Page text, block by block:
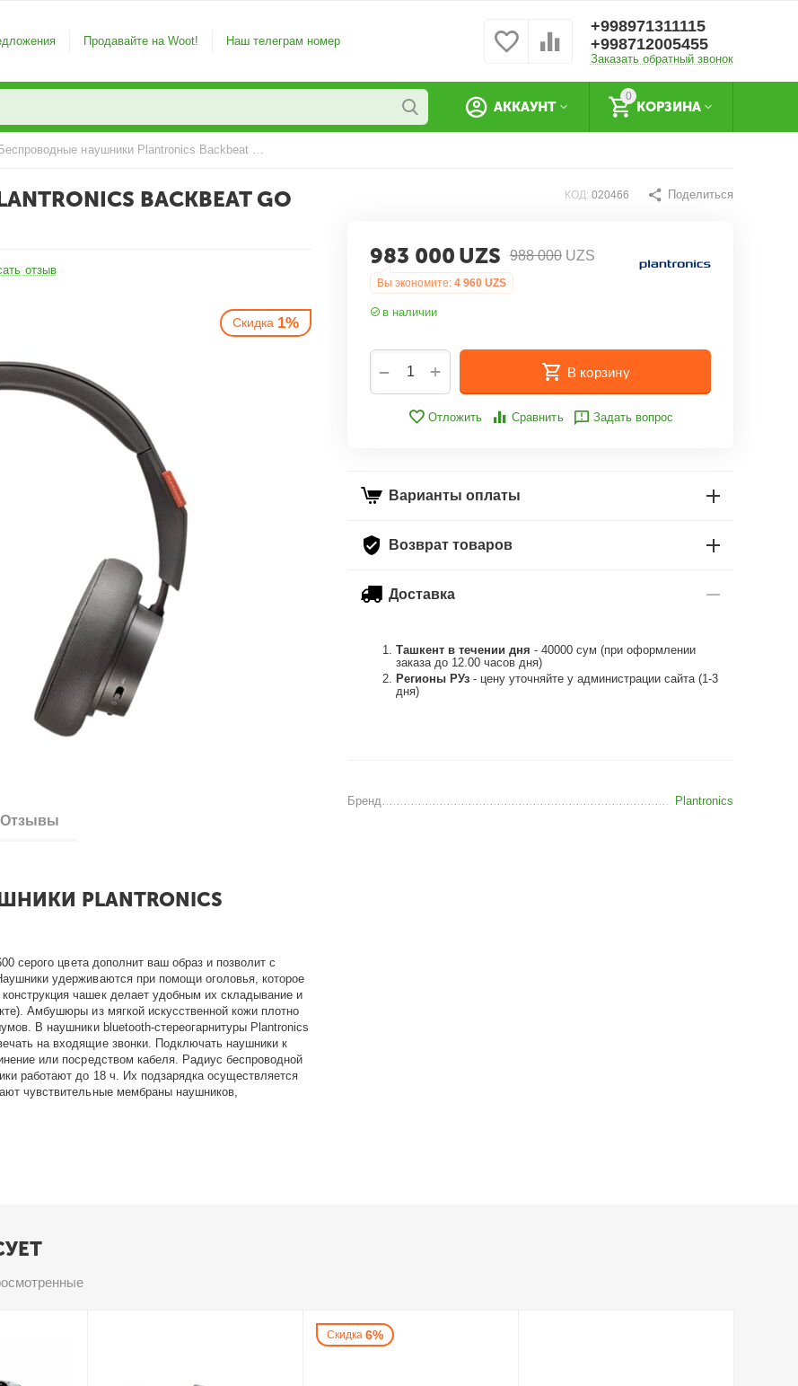
Продавайте на Woot! Наш телеграм номер
+998971311115
+998712005455
Заказать обратный звонок
0
КОРЗИНА
АККАУНТ
Беспроводные наушники Plantronics Backbeat GO 600 Grey
BACKBEAT GO
отзыв
КОД: 020466 Поделиться
988 000 UZS
983 000 UZS
Вы экономите: 4 960 UZS
в наличии
+
− В корзину
Отложить Сравнить Задать вопрос
Варианты оплаты
Возврат товаров
Доставка
Ташкент в течении дня - 40000 сум (при оформлении
заказа до 12.00 часов дня)
Регионы РУз - цену уточняйте у администрации сайта (1-3
дня)
Бренд Plantronics
Отзывы
PLANTRONICS
серого цвета дополнит ваш образ и позволит с
удерживаются при помощи оголовья, которое
чашек делает удобным их складывание и
Амбушюры из мягкой искусственной кожи плотно
В наушники bluetooth-стереогарнитуры Plantronics
на входящие звонки. Подключать наушники к
или посредством кабеля. Радиус беспроводной
работают до 18 ч. Их подзарядка осуществляется
чувствительные мембраны наушников,
Скидка 6%